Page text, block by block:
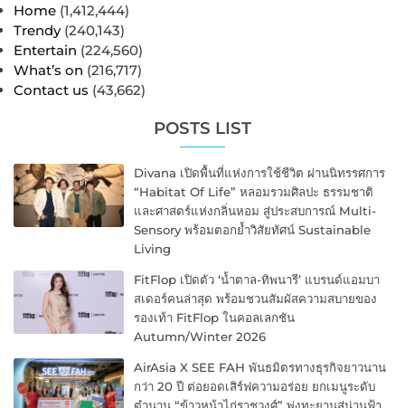
Home (1,412,444)
Trendy (240,143)
Entertain (224,560)
What’s on (216,717)
Contact us (43,662)
POSTS LIST
Divana เปิดพื้นที่แห่งการใช้ชีวิต ผ่านนิทรรศการ
“Habitat Of Life” หลอมรวมศิลปะ ธรรมชาติ
และศาสตร์แห่งกลิ่นหอม สู่ประสบการณ์ Multi-
Sensory พร้อมตอกย้ำวิสัยทัศน์ Sustainable
Living
FitFlop เปิดตัว ‘น้ำตาล-ทิพนารี’ แบรนด์แอมบา
สเดอร์คนล่าสุด พร้อมชวนสัมผัสความสบายของ
รองเท้า FitFlop ในคอลเลกชัน
Autumn/Winter 2026
AirAsia X SEE FAH พันธมิตรทางธุรกิจยาวนาน
กว่า 20 ปี ต่อยอดเสิร์ฟความอร่อย ยกเมนูระดับ